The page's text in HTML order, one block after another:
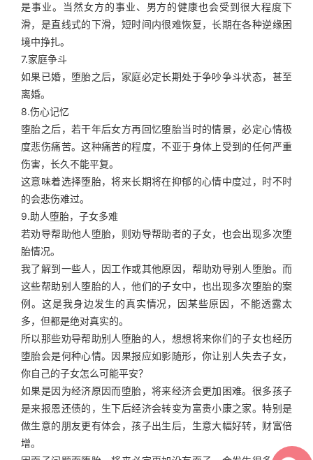
是事业。当然女方的事业、男方的健康也会受到很大程度下
滑，是直线式的下滑，短时间内很难恢复，长期在各种逆缘困
境中挣扎。
7.家庭争斗
如果已婚，堕胎之后，家庭必定长期处于争吵争斗状态，甚至
离婚。
8.伤心记忆
堕胎之后，若干年后女方再回忆堕胎当时的情景，必定心情极
度悲伤痛苦。这种痛苦的程度，不亚于身体上受到的任何严重
伤害，长久不能平复。
这意味着选择堕胎，将来长期将在抑郁的心情中度过，时不时
的会悲伤难过。
9.助人堕胎，子女多难
若劝导帮助他人堕胎，则劝导帮助者的子女，也会出现多次堕
胎情况。
我了解到一些人，因工作或其他原因，帮助劝导别人堕胎。而
这些帮助别人堕胎的人，他们的子女中，也出现多次堕胎的案
例。这是我身边发生的真实情况，因某些原因，不能透露太
多，但都是绝对真实的。
所以那些劝导帮助别人堕胎的人，想想将来你们的子女也经历
堕胎会是何种心情。因果报应如影随形，你让别人失去子女，
你自己的子女怎么可能平安？
如果是因为经济原因而堕胎，将来经济会更加困难。很多孩子
是来报恩还债的，生下后经济会转变为富贵小康之家。特别是
做生意的朋友更有体会，孩子出生后，生意大幅好转，财富倍
增。